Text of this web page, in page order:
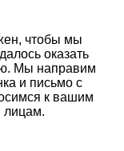
чтобы мы
оказать
Мы направим
и письмо с
к вашим
лицам.